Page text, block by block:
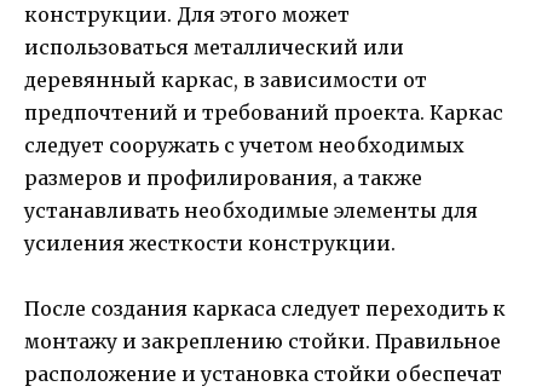
конструкции. Для этого может
использоваться металлический или
деревянный каркас, в зависимости от
предпочтений и требований проекта. Каркас
следует сооружать с учетом необходимых
размеров и профилирования, а также
устанавливать необходимые элементы для
усиления жесткости конструкции.
После создания каркаса следует переходить к
монтажу и закреплению стойки. Правильное
расположение и установка стойки обеспечат